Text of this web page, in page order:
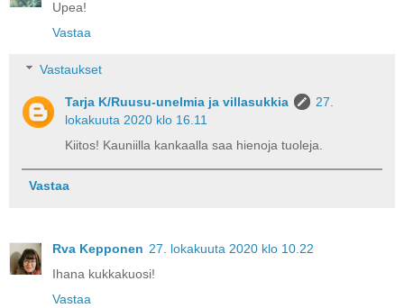
Upea!
Vastaa
Vastaukset
Tarja K/Ruusu-unelmia ja villasukkia
27.
lokakuuta 2020 klo 16.11
Kiitos! Kauniilla kankaalla saa hienoja tuoleja.
Vastaa
Rva Kepponen 27. lokakuuta 2020 klo 10.22
Ihana kukkakuosi!
Vastaa